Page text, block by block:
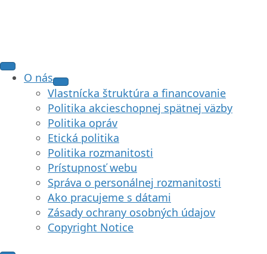
O nás
Vlastnícka štruktúra a financovanie
Politika akcieschopnej spätnej väzby
Politika opráv
Etická politika
Politika rozmanitosti
Prístupnosť webu
Správa o personálnej rozmanitosti
Ako pracujeme s dátami
Zásady ochrany osobných údajov
Copyright Notice